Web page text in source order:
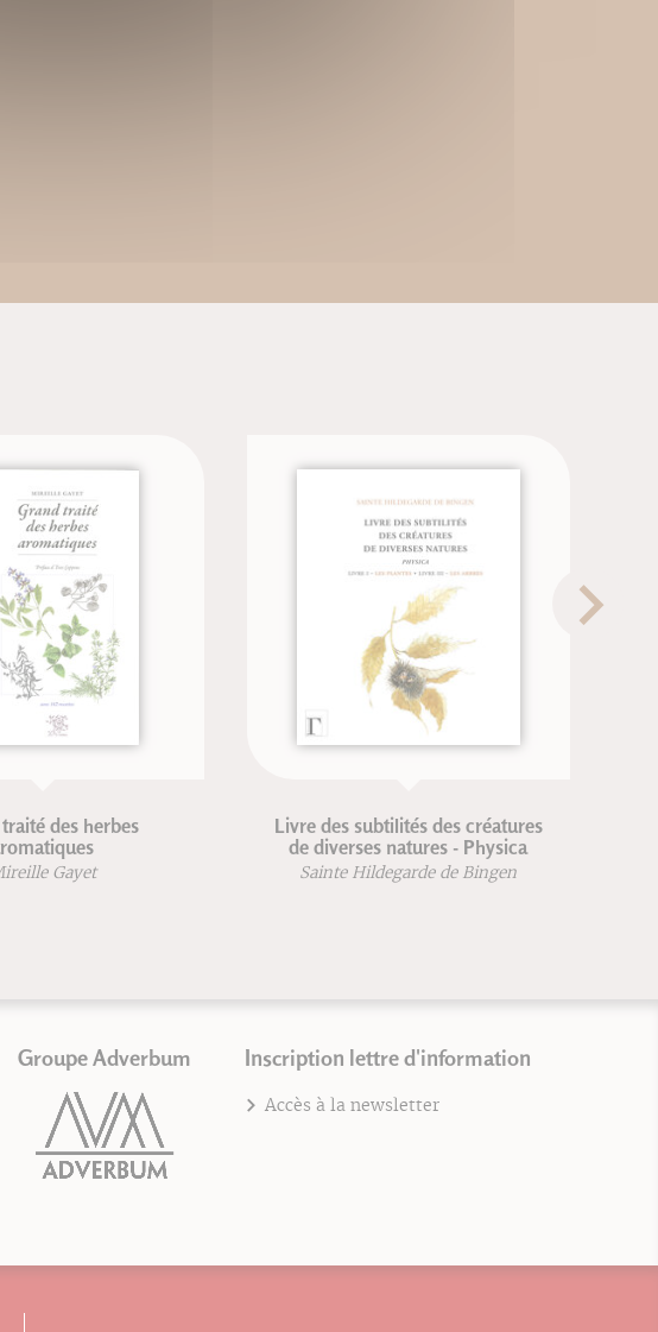
Livre des subtilités des créatures
de diverses natures - Physica
Sainte Hildegarde de Bingen
Guide
Groupe Adverbum Inscription lettre d'information
Accès à la newsletter